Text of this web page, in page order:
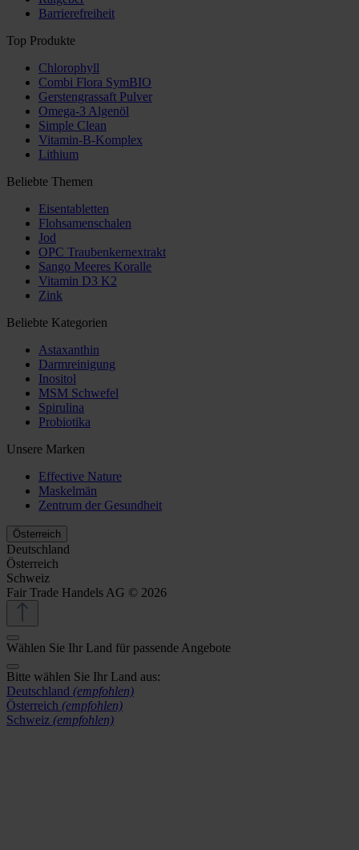
Barrierefreiheit
Top Produkte
Chlorophyll
Combi Flora SymBIO
Gerstengrassaft Pulver
Omega-3 Algenöl
Simple Clean
Vitamin-B-Komplex
Lithium
Beliebte Themen
Eisentabletten
Flohsamenschalen
Jod
OPC Traubenkernextrakt
Sango Meeres Koralle
Vitamin D3 K2
Zink
Beliebte Kategorien
Astaxanthin
Darmreinigung
Inositol
MSM Schwefel
Spirulina
Probiotika
Unsere Marken
Effective Nature
Maskelmän
Zentrum der Gesundheit
Österreich
Deutschland
Österreich
Schweiz
Fair Trade Handels AG © 2026
Wählen Sie Ihr Land für passende Angebote
Bitte wählen Sie Ihr Land aus:
Deutschland (empfohlen)
Österreich (empfohlen)
Schweiz (empfohlen)